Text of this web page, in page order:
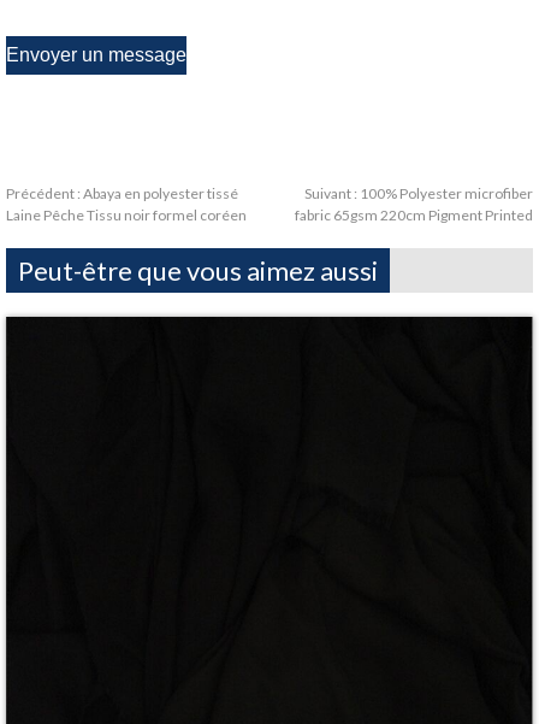
Précédent : Abaya en polyester tissé
Laine Pêche Tissu noir formel coréen
Suivant : 100% Polyester microfiber
fabric 65gsm 220cm Pigment Printed
Peut-être que vous aimez aussi